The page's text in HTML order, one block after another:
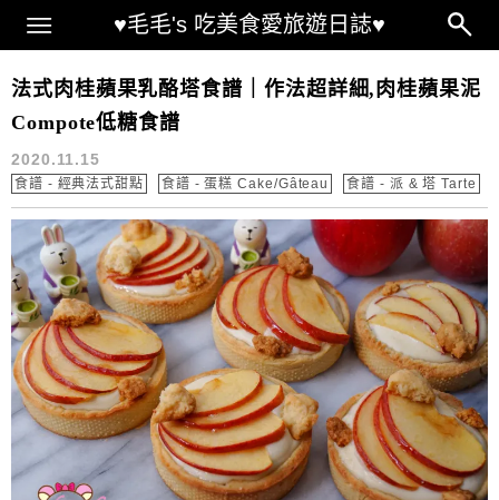
♥毛毛's 吃美食愛旅遊日誌♥
Main Menu
tarte aux pommes
法式肉桂蘋果乳酪塔食譜｜作法超詳細,肉桂蘋果泥
Compote低糖食譜
2020.11.15
食譜 - 經典法式甜點 食譜 - 蛋糕 Cake/Gâteau 食譜 - 派 & 塔 Tarte